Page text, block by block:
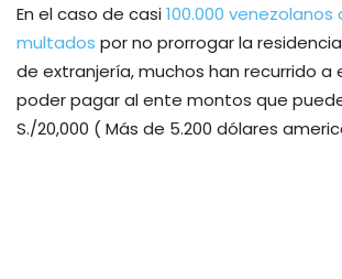
En el caso de casi100.000 venezolanos
multados por no prorrogar la
de extranjería, muchos han recurrido a
poder pagar al ente montos que
S./20,000 ( Más de 5.200 dólares